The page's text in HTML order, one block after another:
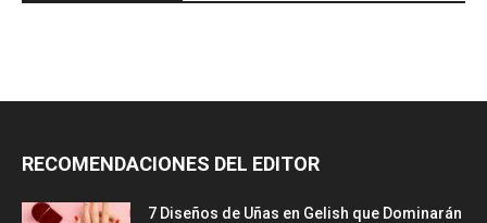
RECOMENDACIONES DEL EDITOR
7 Diseños de Uñas en Gelish que Dominarán